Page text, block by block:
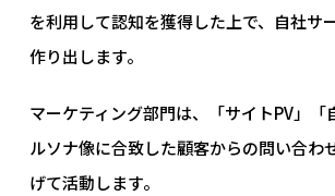
を利用して認知を獲得した上で、自社サ
作り出します。
マーケティング部門は、「サイトPV」「
ルソナ像に合致した顧客からの問い合わ
げて活動します。